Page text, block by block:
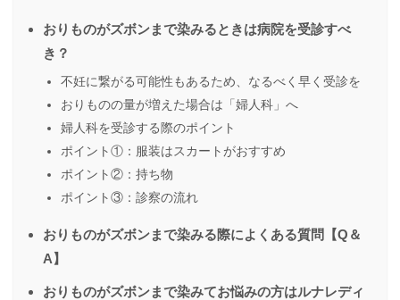
おりものがズボンまで染みるときは病院を受診すべ
き？
不妊に繋がる可能性もあるため、なるべく早く受診を
おりものの量が増えた場合は「婦人科」へ
婦人科を受診する際のポイント
ポイント①：服装はスカートがおすすめ
ポイント②：持ち物
ポイント③：診察の流れ
おりものがズボンまで染みる際によくある質問【Q＆
A】
おりものがズボンまで染みてお悩みの方はルナレディ